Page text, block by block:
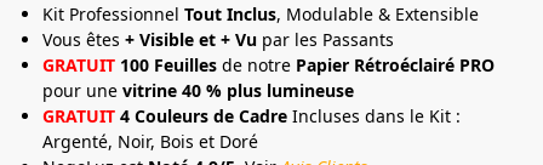
Kit Professionnel Tout Inclus, Modulable & Extensible
Vous êtes + Visible et + Vu par les Passants
GRATUIT 100 Feuilles de notre Papier Rétroéclairé PRO
pour une vitrine 40 % plus lumineuse
GRATUIT 4 Couleurs de Cadre Incluses dans le Kit :
Argenté, Noir, Bois et Doré